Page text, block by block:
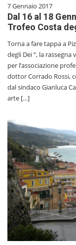
7 Gennaio 2017
Dal 16 al 18
Trofeo Costa
Torna a fare tappa a
degli Dei “, la
per l’associazione
dottor Corrado Rossi,
dal sindaco Gianluca
arte […]